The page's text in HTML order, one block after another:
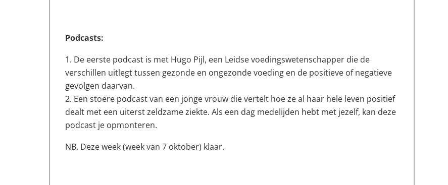
Podcasts:
De eerste podcast is met Hugo Pijl, een Leidse voedingswetenschapper die de
verschillen uitlegt tussen gezonde en ongezonde voeding en de positieve of negatieve
gevolgen daarvan.
Een stoere podcast van een jonge vrouw die vertelt hoe ze al haar hele leven positief
dealt met een uiterst zeldzame ziekte. Als een dag medelijden hebt met jezelf, kan deze
podcast je opmonteren.
NB. Deze week (week van 7 oktober) klaar.